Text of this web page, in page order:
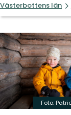
Västerbottens län
Foto: